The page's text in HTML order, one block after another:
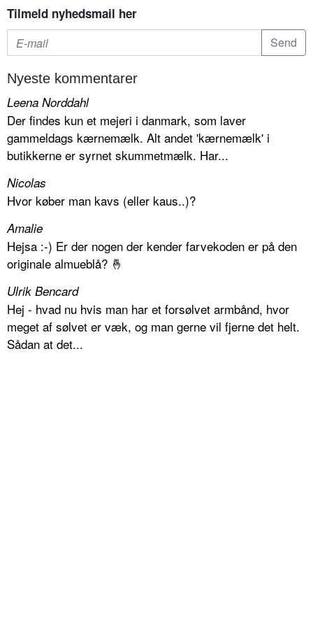
Tilmeld nyhedsmail her
Nyeste kommentarer
Leena Norddahl
Der findes kun et mejeri i danmark, som laver
gammeldags kærnemælk. Alt andet 'kærnemælk' i
butikkerne er syrnet skummetmælk. Har...
Nicolas
Hvor køber man kavs (eller kaus..)?
Amalie
Hejsa :-) Er der nogen der kender farvekoden er på den
originale almueblå? 🤞
Ulrik Bencard
Hej - hvad nu hvis man har et forsølvet armbånd, hvor
meget af sølvet er væk, og man gerne vil fjerne det helt.
Sådan at det...